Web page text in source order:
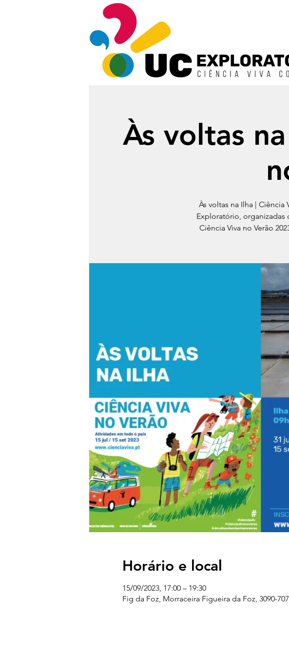
Às voltas
Às voltas na Ilha |
Exploratório,
Ciência Viva no Verão
Horário e local
15/09/2023, 17:00 – 19:30
Fig da Foz, Morraceira Figueira da Foz, 3090-